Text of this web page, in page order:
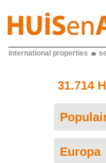
international properties
31.714